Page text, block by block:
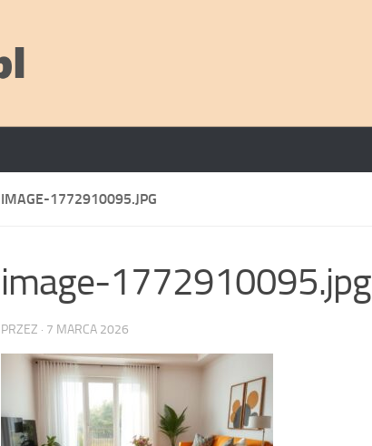
IMAGE-1772910095.JPG
image-1772910095.jpg
PRZEZ · 7 MARCA 2026